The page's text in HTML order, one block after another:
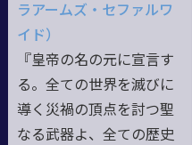
ラアームズ・セファルワ
イド）
『皇帝の名の元に宣言す
る。全ての世界を滅びに
導く災禍の頂点を討つ聖
なる武器よ、全ての歴史